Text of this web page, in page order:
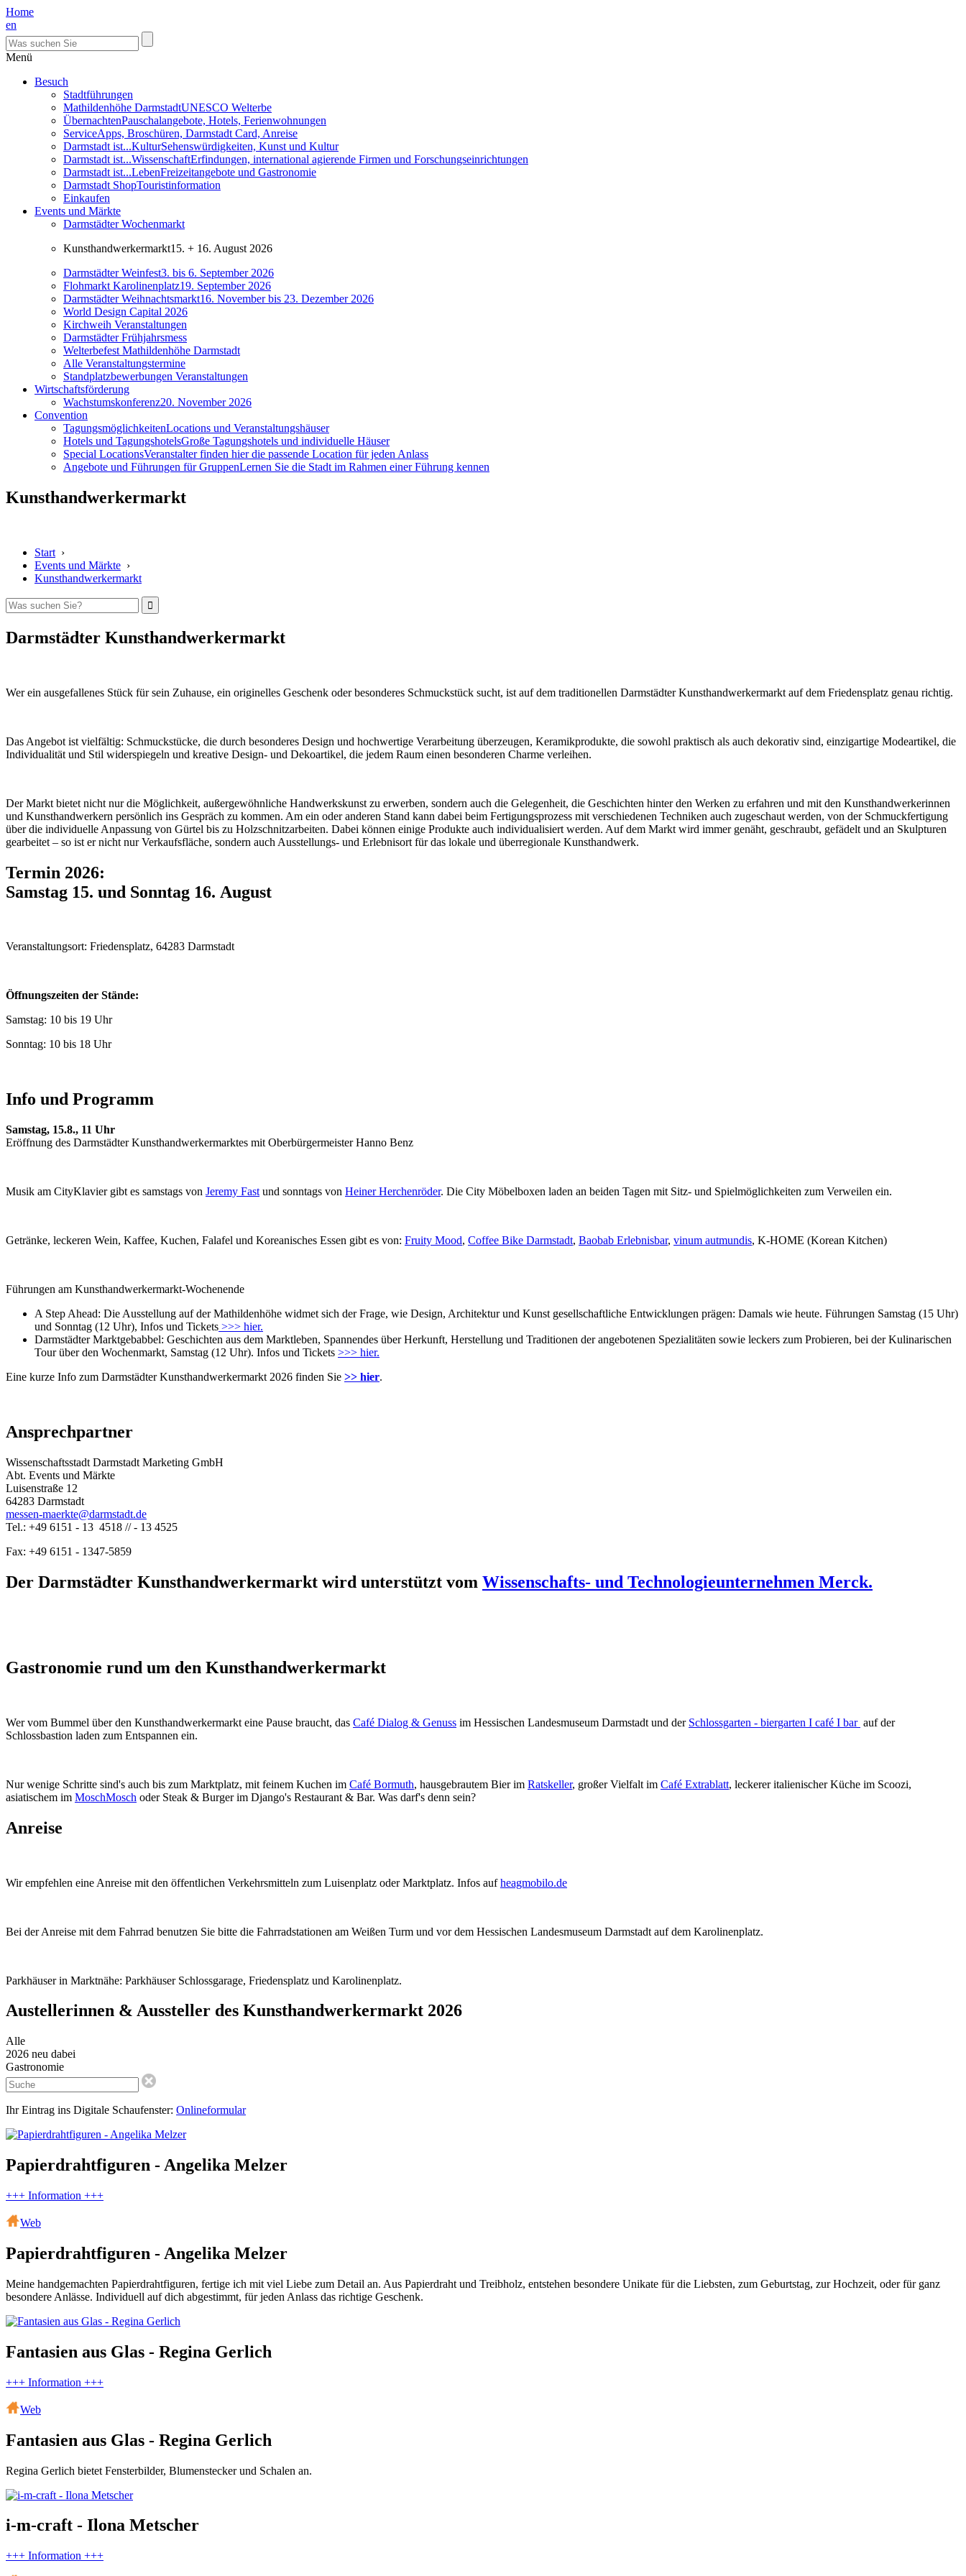
Home
en
Menü
Besuch
Stadtführungen
Mathildenhöhe DarmstadtUNESCO Welterbe
ÜbernachtenPauschalangebote, Hotels, Ferienwohnungen
ServiceApps, Broschüren, Darmstadt Card, Anreise
Darmstadt ist...KulturSehenswürdigkeiten, Kunst und Kultur
Darmstadt ist...WissenschaftErfindungen, international agierende Firmen und Forschungseinrichtungen
Darmstadt ist...LebenFreizeitangebote und Gastronomie
Darmstadt ShopTouristinformation
Einkaufen
Events und Märkte
Darmstädter Wochenmarkt
Kunsthandwerkermarkt15. + 16. August 2026
Darmstädter Weinfest3. bis 6. September 2026
Flohmarkt Karolinenplatz19. September 2026
Darmstädter Weihnachtsmarkt16. November bis 23. Dezember 2026
World Design Capital 2026
Kirchweih Veranstaltungen
Darmstädter Frühjahrsmess
Welterbefest Mathildenhöhe Darmstadt
Alle Veranstaltungstermine
Standplatzbewerbungen Veranstaltungen
Wirtschaftsförderung
Wachstumskonferenz20. November 2026
Convention
TagungsmöglichkeitenLocations und Veranstaltungshäuser
Hotels und TagungshotelsGroße Tagungshotels und individuelle Häuser
Special LocationsVeranstalter finden hier die passende Location für jeden Anlass
Angebote und Führungen für GruppenLernen Sie die Stadt im Rahmen einer Führung kennen
Kunsthandwerkermarkt
Start ›
Events und Märkte ›
Kunsthandwerkermarkt
Darmstädter Kunsthandwerkermarkt
Wer ein ausgefallenes Stück für sein Zuhause, ein originelles Geschenk oder besonderes Schmuckstück sucht, ist auf dem traditionellen Darmstädter Kunsthandwerkermarkt auf dem Friedensplatz genau richtig.
Das Angebot ist vielfältig: Schmuckstücke, die durch besonderes Design und hochwertige Verarbeitung überzeugen, Keramikprodukte, die sowohl praktisch als auch dekorativ sind, einzigartige Modeartikel, die
Individualität und Stil widerspiegeln und kreative Design- und Dekoartikel, die jedem Raum einen besonderen Charme verleihen.
Der Markt bietet nicht nur die Möglichkeit, außergewöhnliche Handwerkskunst zu erwerben, sondern auch die Gelegenheit, die Geschichten hinter den Werken zu erfahren und mit den Kunsthandwerkerinnen
und Kunsthandwerkern persönlich ins Gespräch zu kommen. Am ein oder anderen Stand kann dabei beim Fertigungsprozess mit verschiedenen Techniken auch zugeschaut werden, von der Schmuckfertigung
über die individuelle Anpassung von Gürtel bis zu Holzschnitzarbeiten. Dabei können einige Produkte auch individualisiert werden. Auf dem Markt wird immer genäht, geschraubt, gefädelt und an Skulpturen
gearbeitet – so ist er nicht nur Verkaufsfläche, sondern auch Ausstellungs- und Erlebnisort für das lokale und überregionale Kunsthandwerk.
Termin 2026:
Samstag 15. und Sonntag 16. August
Veranstaltungsort: Friedensplatz, 64283 Darmstadt
Öffnungszeiten der Stände:
Samstag: 10 bis 19 Uhr
Sonntag: 10 bis 18 Uhr
Info und Programm
Samstag, 15.8., 11 Uhr
Eröffnung des Darmstädter Kunsthandwerkermarktes mit Oberbürgermeister Hanno Benz
Musik am CityKlavier gibt es samstags von Jeremy Fast und sonntags von Heiner Herchenröder. Die City Möbelboxen laden an beiden Tagen mit Sitz- und Spielmöglichkeiten zum Verweilen ein.
Getränke, leckeren Wein, Kaffee, Kuchen, Falafel und Koreanisches Essen gibt es von: Fruity Mood, Coffee Bike Darmstadt, Baobab Erlebnisbar, vinum autmundis, K-HOME (Korean Kitchen)
Führungen am Kunsthandwerkermarkt-Wochenende
A Step Ahead: Die Ausstellung auf der Mathildenhöhe widmet sich der Frage, wie Design, Architektur und Kunst gesellschaftliche Entwicklungen prägen: Damals wie heute. Führungen Samstag (15 Uhr)
und Sonntag (12 Uhr), Infos und Tickets >>> hier.
Darmstädter Marktgebabbel: Geschichten aus dem Marktleben, Spannendes über Herkunft, Herstellung und Traditionen der angebotenen Spezialitäten sowie leckers zum Probieren, bei der Kulinarischen
Tour über den Wochenmarkt, Samstag (12 Uhr). Infos und Tickets >>> hier.
Eine kurze Info zum Darmstädter Kunsthandwerkermarkt 2026 finden Sie >> hier.
Ansprechpartner
Wissenschaftsstadt Darmstadt Marketing GmbH
Abt. Events und Märkte
Luisenstraße 12
64283 Darmstadt
messen-maerkte@darmstadt.de
Tel.: +49 6151 - 13 4518 // - 13 4525
Fax: +49 6151 - 1347-5859
Der Darmstädter Kunsthandwerkermarkt wird unterstützt vom Wissenschafts- und Technologieunternehmen Merck.
Gastronomie rund um den Kunsthandwerkermarkt
Wer vom Bummel über den Kunsthandwerkermarkt eine Pause braucht, das Café Dialog & Genuss im Hessischen Landesmuseum Darmstadt und der Schlossgarten - biergarten Ι café Ι bar auf der
Schlossbastion laden zum Entspannen ein.
Nur wenige Schritte sind's auch bis zum Marktplatz, mit feinem Kuchen im Café Bormuth, hausgebrautem Bier im Ratskeller, großer Vielfalt im Café Extrablatt, leckerer italienischer Küche im Scoozi,
asiatischem im MoschMosch oder Steak & Burger im Django's Restaurant & Bar. Was darf's denn sein?
Anreise
Wir empfehlen eine Anreise mit den öffentlichen Verkehrsmitteln zum Luisenplatz oder Marktplatz. Infos aufheagmobilo.de
Bei der Anreise mit dem Fahrrad benutzen Sie bitte die Fahrradstationen am Weißen Turm und vor dem Hessischen Landesmuseum Darmstadt auf dem Karolinenplatz.
Parkhäuser in Marktnähe: Parkhäuser Schlossgarage, Friedensplatz und Karolinenplatz.
Austellerinnen & Aussteller des Kunsthandwerkermarkt 2026
Alle
2026 neu dabei
Gastronomie
Ihr Eintrag ins Digitale Schaufenster: Onlineformular
Papierdrahtfiguren - Angelika Melzer
+++ Information +++
Web
Papierdrahtfiguren - Angelika Melzer
Meine handgemachten Papierdrahtfiguren, fertige ich mit viel Liebe zum Detail an. Aus Papierdraht und Treibholz, entstehen besondere Unikate für die Liebsten, zum Geburtstag, zur Hochzeit, oder für ganz
besondere Anlässe. Individuell auf dich abgestimmt, für jeden Anlass das richtige Geschenk.
Fantasien aus Glas - Regina Gerlich
+++ Information +++
Web
Fantasien aus Glas - Regina Gerlich
Regina Gerlich bietet Fensterbilder, Blumenstecker und Schalen an.
i-m-craft - Ilona Metscher
+++ Information +++